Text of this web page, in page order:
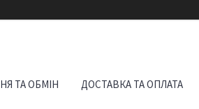
ТА ОБМІН ДОСТАВКА ТА ОПЛАТА